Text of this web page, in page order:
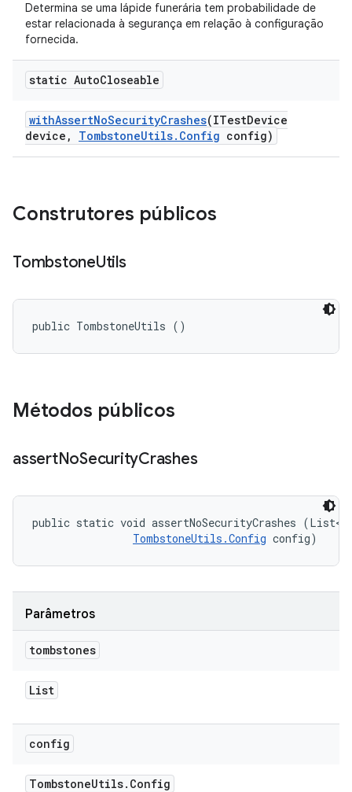
Determina se uma lápide funerária tem probabilidade de
estar relacionada à segurança em relação à configuração
fornecida.
static AutoCloseable
withAssertNoSecurityCrashes(ITestDevice
device , TombstoneUtils. Config config)
Construtores públicos
TombstoneUtils
public TombstoneUtils ()
Métodos públicos
assertNoSecurityCrashes
public static void assertNoSecurityCrashes
TombstoneUtils.Config config)
Parâmetros
tombstones
List
config
TombstoneUtils. Config